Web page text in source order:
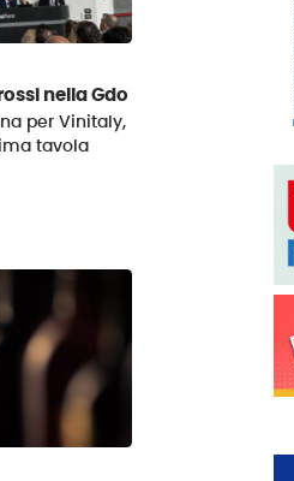
nella Gdo
per Vinitaly,
tavola